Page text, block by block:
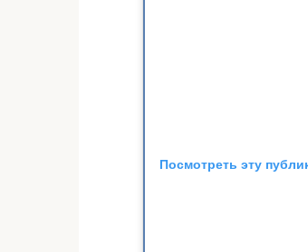
Посмотреть эту